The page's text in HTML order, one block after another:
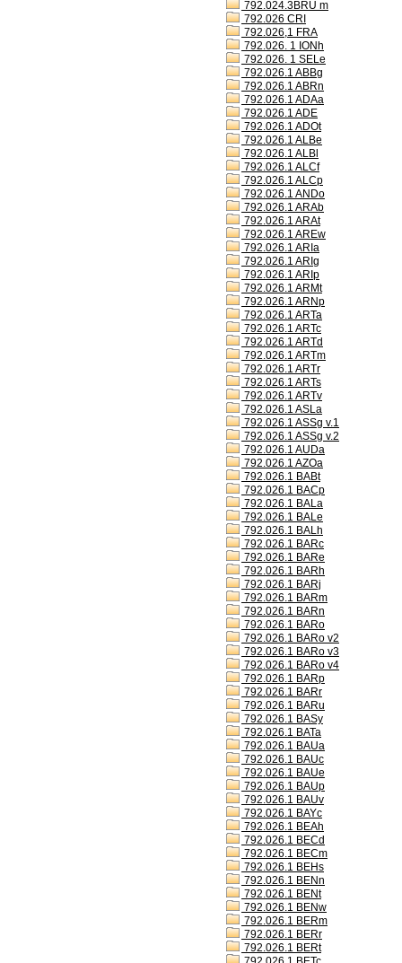
792.024.3BRU m
792.026 CRI
792.026,1 FRA
792.026. 1 IONh
792.026. 1 SELe
792.026.1 ABBg
792.026.1 ABRn
792.026.1 ADAa
792.026.1 ADE
792.026.1 ADOt
792.026.1 ALBe
792.026.1 ALBl
792.026.1 ALCf
792.026.1 ALCp
792.026.1 ANDo
792.026.1 ARAb
792.026.1 ARAt
792.026.1 AREw
792.026.1 ARIa
792.026.1 ARIg
792.026.1 ARIp
792.026.1 ARMt
792.026.1 ARNp
792.026.1 ARTa
792.026.1 ARTc
792.026.1 ARTd
792.026.1 ARTm
792.026.1 ARTr
792.026.1 ARTs
792.026.1 ARTv
792.026.1 ASLa
792.026.1 ASSg v.1
792.026.1 ASSg v.2
792.026.1 AUDa
792.026.1 AZOa
792.026.1 BABt
792.026.1 BACp
792.026.1 BALa
792.026.1 BALe
792.026.1 BALh
792.026.1 BARc
792.026.1 BARe
792.026.1 BARh
792.026.1 BARj
792.026.1 BARm
792.026.1 BARn
792.026.1 BARo
792.026.1 BARo v2
792.026.1 BARo v3
792.026.1 BARo v4
792.026.1 BARp
792.026.1 BARr
792.026.1 BARu
792.026.1 BASy
792.026.1 BATa
792.026.1 BAUa
792.026.1 BAUc
792.026.1 BAUe
792.026.1 BAUp
792.026.1 BAUv
792.026.1 BAYc
792.026.1 BEAh
792.026.1 BECd
792.026.1 BECm
792.026.1 BEHs
792.026.1 BENn
792.026.1 BENt
792.026.1 BENw
792.026.1 BERm
792.026.1 BERr
792.026.1 BERt